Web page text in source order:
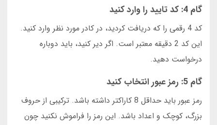
گام 4: کد تایید را وارد کنید
کد 4 رقمی را که دریافت کردید، در کادر مورد نظر وارد کنید.
این کد 2 دقیقه معتبر است. اگر دیر کنید، باید دوباره
درخواست دهید.
گام 5: رمز عبور انتخاب کنید
رمز عبور باید حداقل 8 کاراکتر داشته باشد. ترکیبی از حروف
بزرگ، کوچک و اعداد باشد. این رمز را فراموش نکنید چون